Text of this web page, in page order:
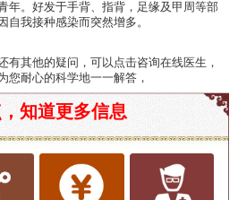
。好发于手背、指背，足缘及甲周等部
自我接种感染而突然增多。
其他的疑问，可以点击咨询在线医生，
您耐心的科学地一一解答，
知道更多信息